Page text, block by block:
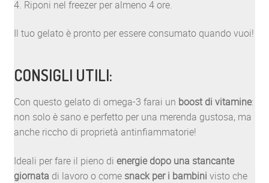
Riponi nel freezer per almeno 4 ore.
Il tuo gelato è pronto per essere consumato quando vuoi!
CONSIGLI UTILI:
Con questo gelato di omega-3 farai un boost di vitamine:
non solo è sano e perfetto per una merenda gustosa, ma
anche riccho di proprietà antinfiammatorie!
Ideali per fare il pieno di energie dopo una stancante
giornatadi lavoro o come snack per i bambini visto che